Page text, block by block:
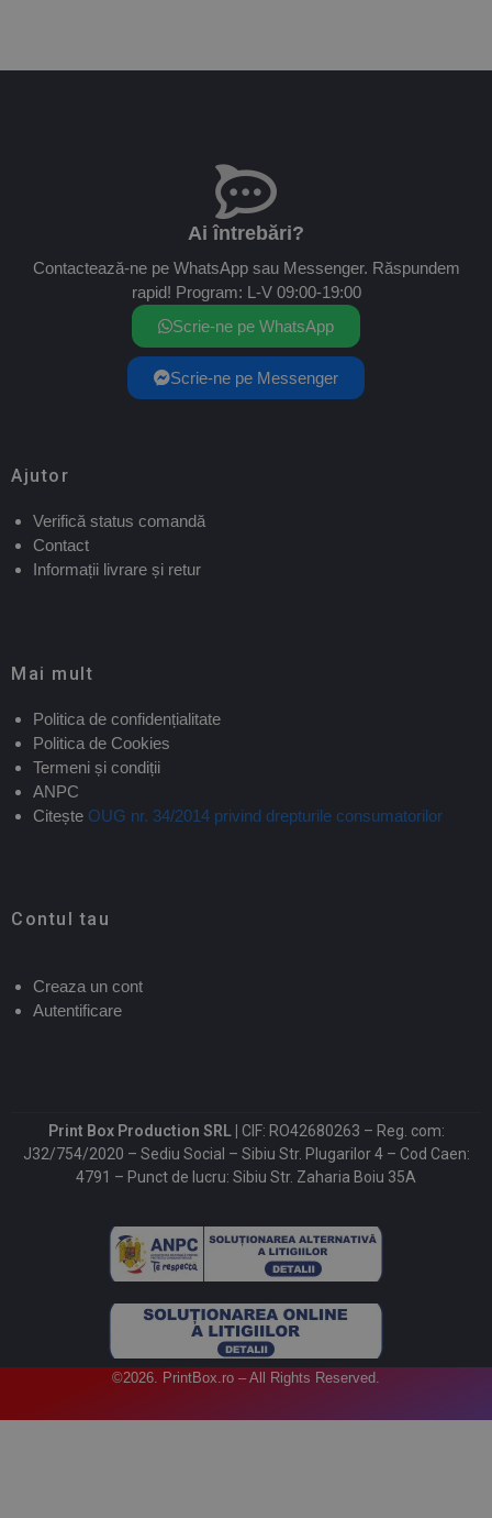
Ai întrebări?
Contactează-ne pe WhatsApp sau Messenger. Răspundem
rapid! Program: L-V 09:00-19:00
Scrie-ne pe WhatsApp
Scrie-ne pe Messenger
Ajutor
Verifică status comandă
Contact
Informații livrare și retur
Mai mult
Politica de confidențialitate
Politica de Cookies
Termeni și condiții
ANPC
Citește OUG nr. 34/2014 privind drepturile consumatorilor
Contul tau
Creaza un cont
Autentificare
Print Box Production SRL | CIF: RO42680263 – Reg. com:
J32/754/2020 – Sediu Social – Sibiu Str. Plugarilor 4 – Cod Caen:
4791 – Punct de lucru: Sibiu Str. Zaharia Boiu 35A
©2026. PrintBox.ro – All Rights Reserved.